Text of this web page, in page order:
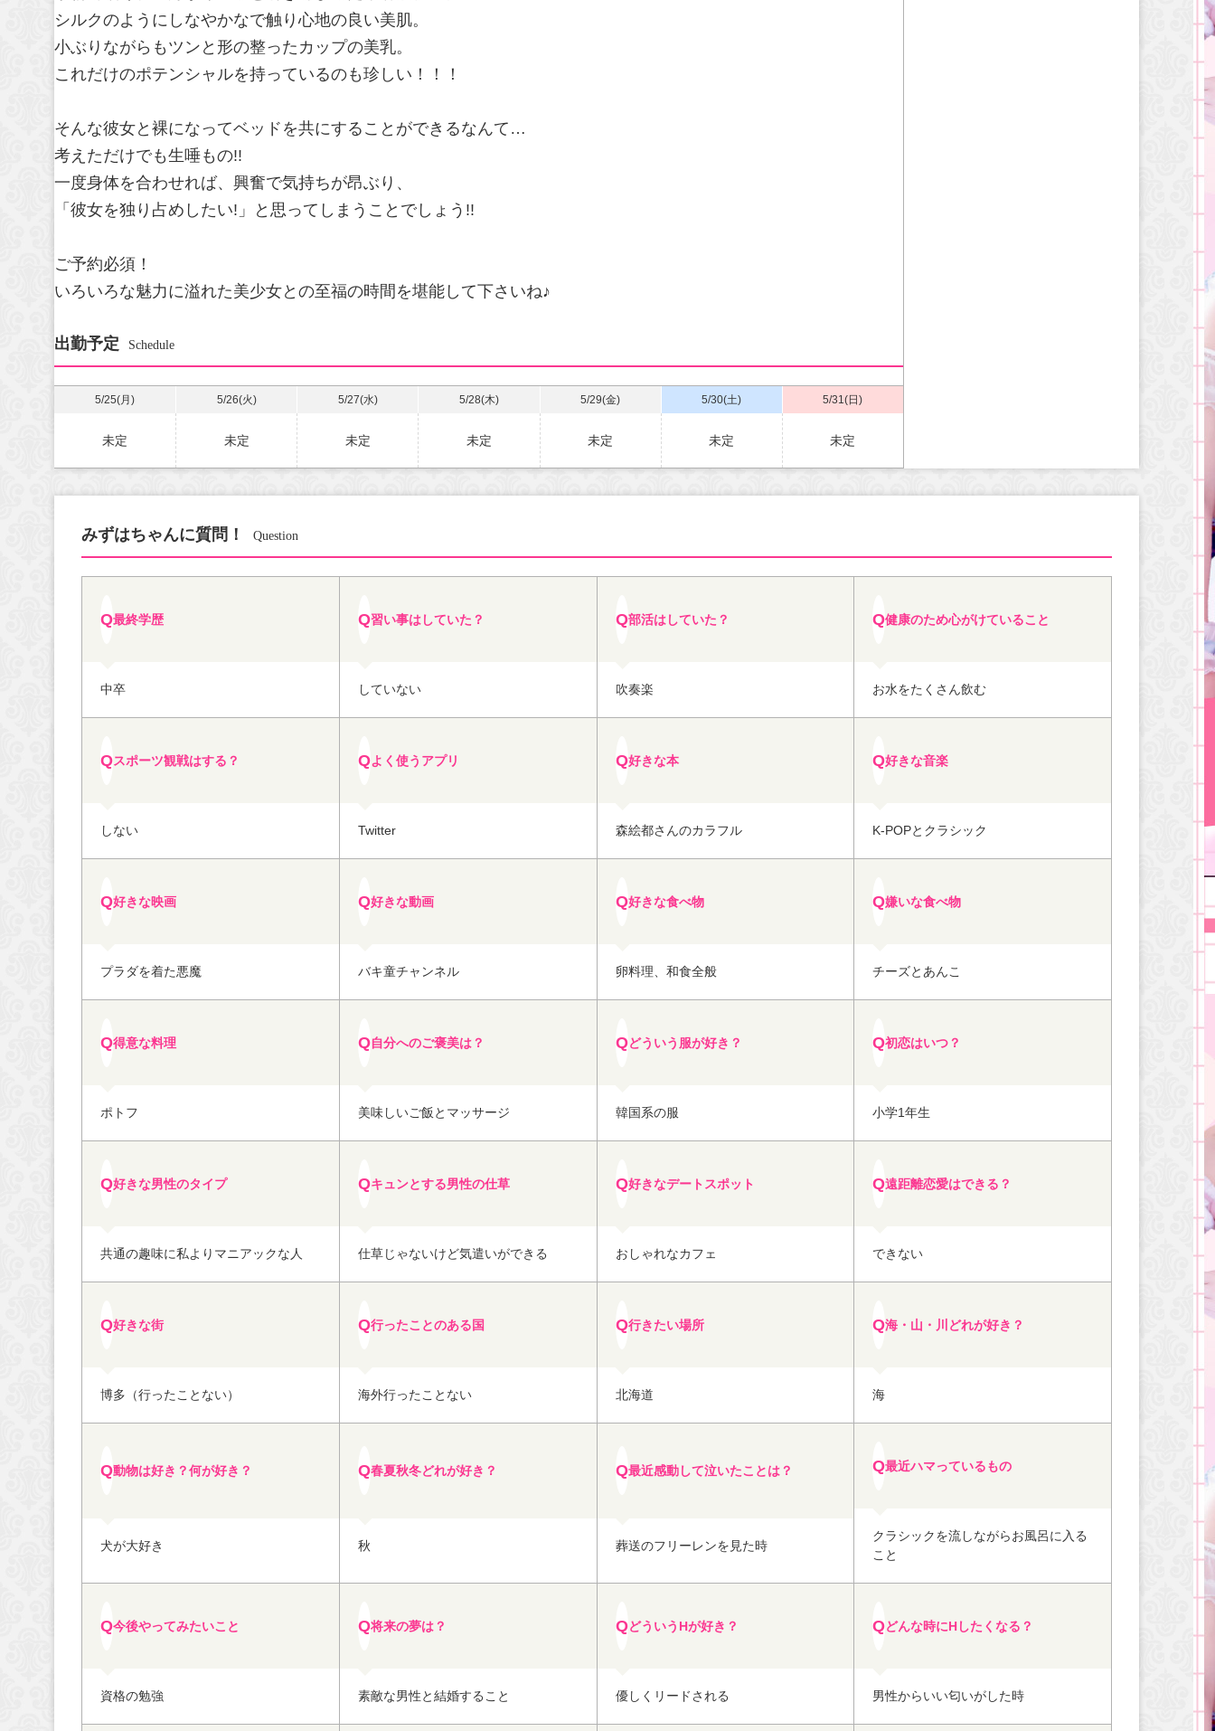
シルクのようにしなやかなで触り心地の良い美肌。
小ぶりながらもツンと形の整ったカップの美乳。
これだけのポテンシャルを持っているのも珍しい！！！
そんな彼女と裸になってベッドを共にすることができるなんて…
考えただけでも生唾もの!!
一度身体を合わせれば、興奮で気持ちが昂ぶり、
「彼女を独り占めしたい!」と思ってしまうことでしょう!!
ご予約必須！
いろいろな魅力に溢れた美少女との至福の時間を堪能して下さいね♪
出勤予定 Schedule
5/25(月)
未定
5/26(火)
未定
5/27(水)
未定
5/28(木)
未定
5/29(金)
未定
5/30(土)
未定
5/31(日)
未定
みずはちゃんに質問！ Question
最終学歴
中卒
習い事はしていた？
していない
部活はしていた？
吹奏楽
健康のため心がけていること
お水をたくさん飲む
スポーツ観戦はする？
しない
よく使うアプリ
Twitter
好きな本
森絵都さんのカラフル
好きな音楽
K-POPとクラシック
好きな映画
プラダを着た悪魔
好きな動画
バキ童チャンネル
好きな食べ物
卵料理、和食全般
嫌いな食べ物
チーズとあんこ
得意な料理
ポトフ
自分へのご褒美は？
美味しいご飯とマッサージ
どういう服が好き？
韓国系の服
初恋はいつ？
小学1年生
好きな男性のタイプ
共通の趣味に私よりマニアックな人
キュンとする男性の仕草
仕草じゃないけど気遣いができる
好きなデートスポット
おしゃれなカフェ
遠距離恋愛はできる？
できない
好きな街
博多（行ったことない）
行ったことのある国
海外行ったことない
行きたい場所
北海道
海・山・川どれが好き？
海
動物は好き？何が好き？
犬が大好き
春夏秋冬どれが好き？
秋
最近感動して泣いたことは？
葬送のフリーレンを見た時
最近ハマっているもの
クラシックを流しながらお風呂に入る
こと
今後やってみたいこと
資格の勉強
将来の夢は？
素敵な男性と結婚すること
どういうHが好き？
優しくリードされる
どんな時にHしたくなる？
男性からいい匂いがした時